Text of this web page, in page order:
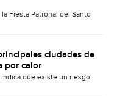
Fiesta Patronal del Santo
ciudades de
por calor
que existe un riesgo